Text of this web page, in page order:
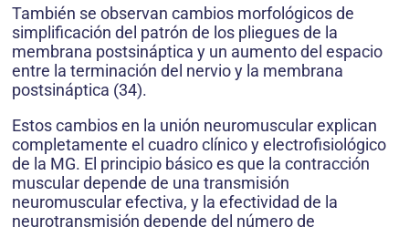
También se observan cambios morfológicos de
simplificación del patrón de los pliegues de la
membrana postsináptica y un aumento del espacio
entre la terminación del nervio y la membrana
postsináptica (34).
Estos cambios en la unión neuromuscular explican
completamente el cuadro clínico y electrofisiológico
de la MG. El principio básico es que la contracción
muscular depende de una transmisión
neuromuscular efectiva, y la efectividad de la
neurotransmisión depende del número de